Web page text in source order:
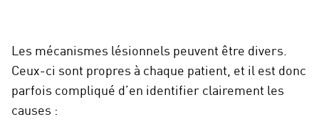
Les mécanismes lésionnels peuvent être divers.
Ceux-ci sont propres à chaque patient, et il est donc
parfois compliqué d’en identifier clairement les
causes :